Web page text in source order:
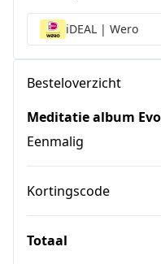
iDEAL | Wero
Besteloverzicht
Meditatie album
Eenmalig
Kortingscode
Totaal